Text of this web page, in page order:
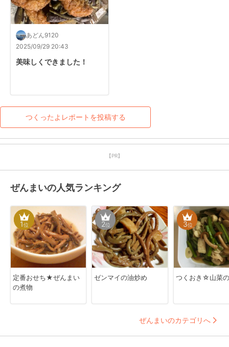
あどん9120
2025/09/29 20:43
美味しくできました！
つくったよレポートを投稿する
【PR】
ぜんまいの人気ランキング
1位
定番おせち★ぜんまい
の煮物
2位
ゼンマイの油炒め
3位
つくおき☆山菜
ぜんまいのカテゴリへ